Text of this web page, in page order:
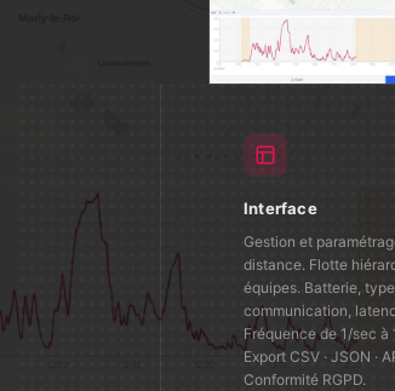
Interface
Gestion et
distance. Flotte
équipes. Batterie,
communication,
Fréquence de 1/sec à
Export CSV · JSON ·
Conformité RGPD.